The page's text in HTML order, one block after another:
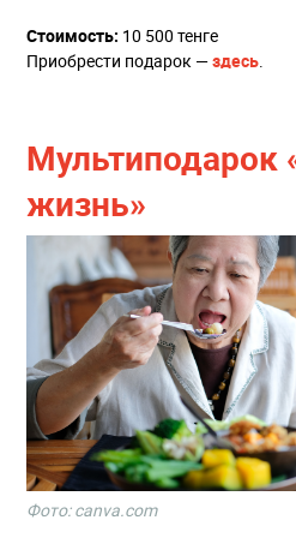
Стоимость: 10 500 тенге
Приобрести подарок —здесь.
Мультиподарок
жизнь»
Фото: canva.com